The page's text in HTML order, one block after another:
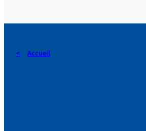
Accueil